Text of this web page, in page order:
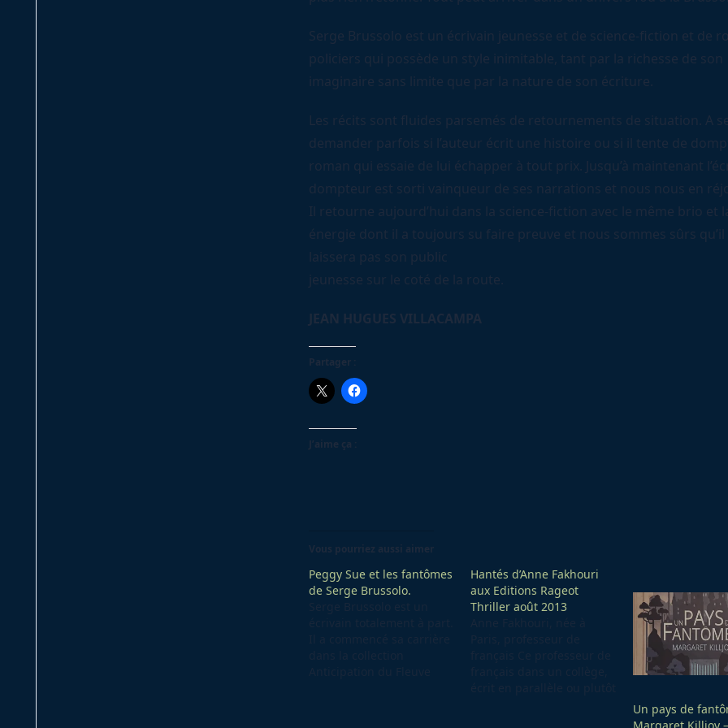
Serge Brussolo est un écrivain jeunesse et de science-fiction et de
policiers qui possède un style inimitable, tant par la richesse de son
imaginaire sans limite que par la nature de son écriture.
Les récits sont fluides parsemés de retournements de situation. A
demander parfois si l’auteur écrit une histoire ou si il tente de
roman qui essaie de lui échapper à tout prix. Jusqu’à maintenant
dompteur est sorti vainqueur de ses narrations et nous nous en
Il retourne aujourd’hui dans la science-fiction avec le même brio et
énergie dont il a toujours su faire preuve et nous sommes sûrs qu’il
laissera pas son public
jeunesse sur le coté de la route.
JEAN HUGUES VILLACAMPA
Partager :
J’aime ça :
Vous pourriez aussi aimer
Peggy Sue et les fantômes
de Serge Brussolo.
Hantés d’Anne Fakhouri
aux Editions Rageot
Thriller août 2013
Un pays de